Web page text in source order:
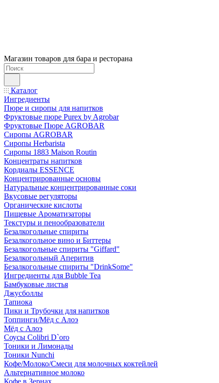
Магазин товаров для бара и ресторана
Каталог
Ингредиенты
Пюре и сиропы для напитков
Фруктовые пюре Purex by Agrobar
Фруктовые Пюре AGROBAR
Сиропы AGROBAR
Сиропы Herbarista
Сиропы 1883 Maison Routin
Концентраты напитков
Кордиалы ESSENCE
Концентрированные основы
Натуральные концентрированные соки
Вкусовые регуляторы
Органические кислоты
Пищевые Ароматизаторы
Текстуры и пенообразователи
Безалкогольные спириты
Безалкогольное вино и Биттеры
Безалкогольные спириты "Giffard"
Безалкогольный Аперитив
Безалкогольные спириты "DrinkSome"
Ингредиенты для Bubble Tea
Бамбуковые листья
Джусболлы
Тапиока
Пики и Трубочки для напитков
Топпинги/Мёд с Алоэ
Мёд с Алоэ
Соусы Colibri D`oro
Тоники и Лимонады
Тоники Nunchi
Кофе/Молоко/Смеси для молочных коктейлей
Альтернативное молоко
Кофе в Зернах